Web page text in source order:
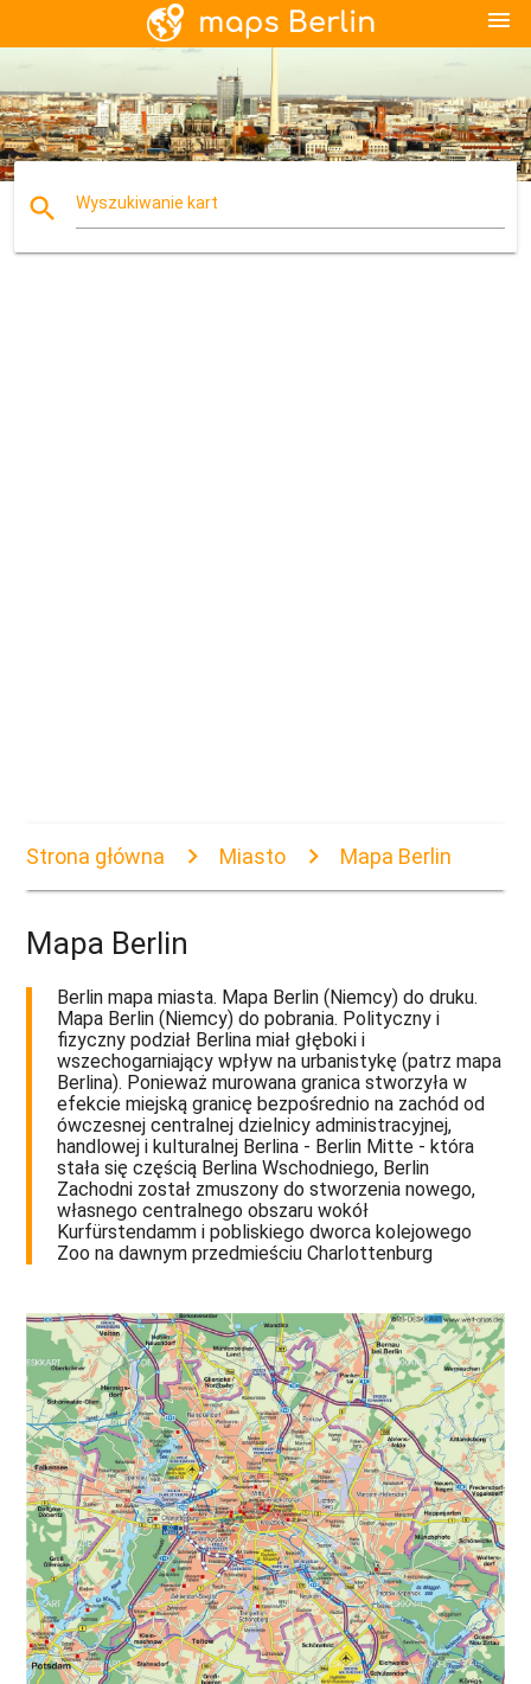
menu
search Wyszukiwanie kart
Strona główna Miasto Mapa Berlin
Mapa Berlin
Berlin mapa miasta. Mapa Berlin (Niemcy) do druku.
Mapa Berlin (Niemcy) do pobrania. Polityczny i
fizyczny podział Berlina miał głęboki i
wszechogarniający wpływ na urbanistykę (patrz mapa
Berlina). Ponieważ murowana granica stworzyła w
efekcie miejską granicę bezpośrednio na zachód od
ówczesnej centralnej dzielnicy administracyjnej,
handlowej i kulturalnej Berlina - Berlin Mitte - która
stała się częścią Berlina Wschodniego, Berlin
Zachodni został zmuszony do stworzenia nowego,
własnego centralnego obszaru wokół
Kurfürstendamm i pobliskiego dworca kolejowego
Zoo na dawnym przedmieściu Charlottenburg